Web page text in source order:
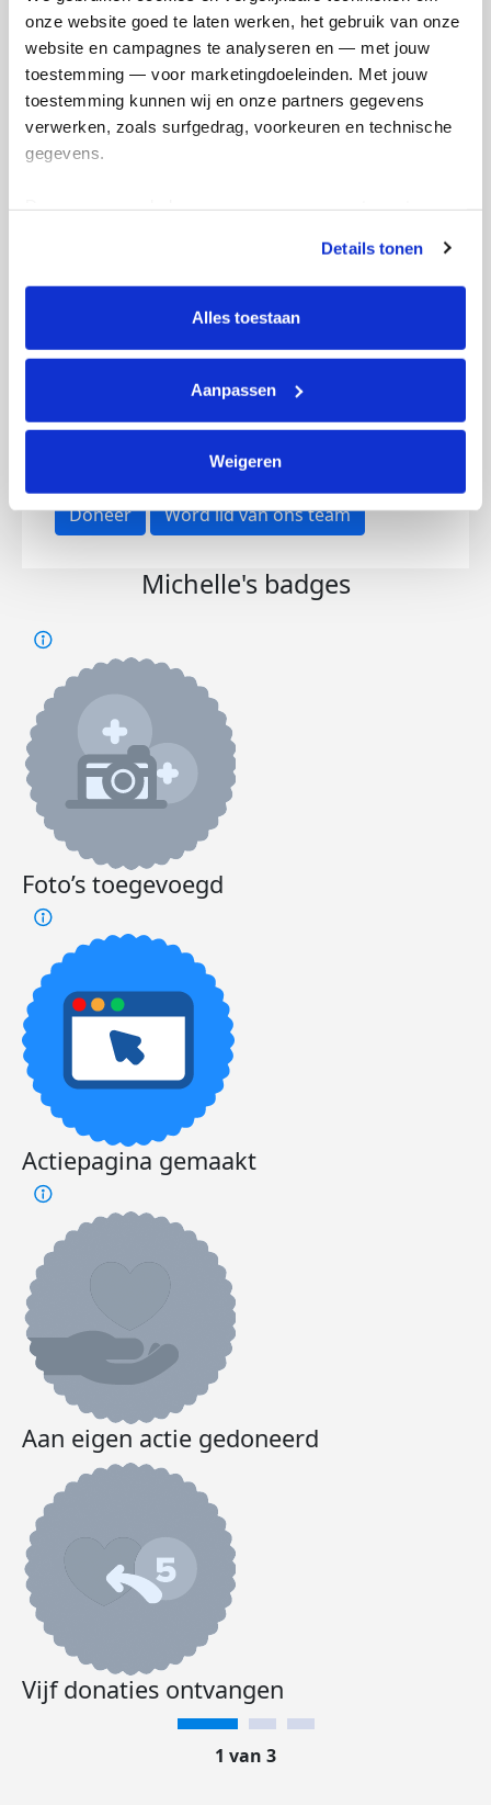
onze website goed te laten werken, het gebruik van onze
website en campagnes te analyseren en — met jouw
toestemming — voor marketingdoeleinden. Met jouw
toestemming kunnen wij en onze partners gegevens
verwerken, zoals surfgedrag, voorkeuren en technische
gegevens.
tonen. Je kunt je toestemming op elk moment wijzigen of
intrekken via Cookie instellingen onderaan de pagina. De
lijst met cookies is te vinden in het tabblad “details”.
Details tonen
Alles toestaan
Aanpassen
Weigeren
Referentie
Ik wil bijdragen aan de transactiekosten
Doneer nu
Opgehaald Streefbedrag
Doneer Word lid van ons team
Michelle's badges
Foto’s toegevoegd
Actiepagina gemaakt
Aan eigen actie gedoneerd
Vijf donaties ontvangen
1 van 3